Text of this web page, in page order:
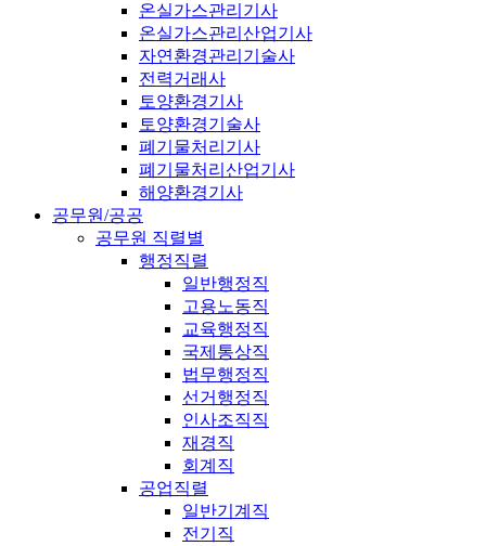
온실가스관리기사
온실가스관리산업기사
자연환경관리기술사
전력거래사
토양환경기사
토양환경기술사
폐기물처리기사
폐기물처리산업기사
해양환경기사
공무원/공공
공무원 직렬별
행정직렬
일반행정직
고용노동직
교육행정직
국제통상직
법무행정직
선거행정직
인사조직직
재경직
회계직
공업직렬
일반기계직
전기직